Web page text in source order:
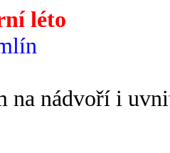
léto
na nádvoří i